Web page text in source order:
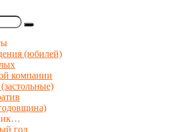
(юбилей)
компании
год